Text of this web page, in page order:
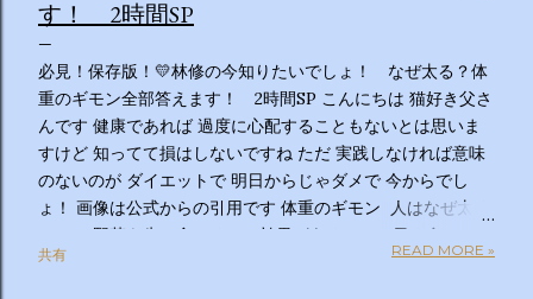
す！ 2時間SP
必見！保存版！💛林修の今知りたいでしょ！ なぜ太る？体
重のギモン全部答えます！ 2時間SP こんにちは 猫好き父さ
んです 健康であれば 過度に心配することもないとは思いま
すけど 知ってて損はしないですね ただ 実践しなければ意味
のないのが ダイエットで 明日からじゃダメで 今からでし
ょ！ 画像は公式からの引用です 体重のギモン 人はなぜ太る
のか？ 野菜を先に食べるのは効果があるの？１日２食と３
食、どっちが太らない？「太りやすい人」と「太りにくい
共有 READ MORE »